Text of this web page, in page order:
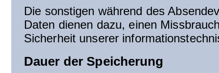
Die sonstigen während des
Daten dienen dazu, einen
Sicherheit unserer
Dauer der Speicherung